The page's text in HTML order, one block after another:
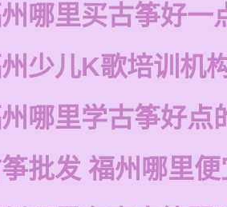
哪里买古筝好一
少儿K歌培训机
哪里学古筝好点
批发 福州哪里便